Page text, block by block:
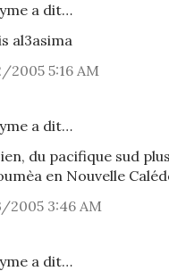
a dit…
al3asima
2005 5:16 AM
a dit…
du pacifique sud
en Nouvelle
2005 3:46 AM
a dit…